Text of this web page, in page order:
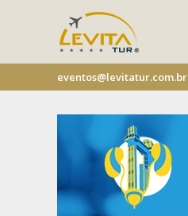
eventos@levitatur.com.br